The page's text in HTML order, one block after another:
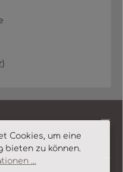
Cookies, um eine
bieten zu können.
...